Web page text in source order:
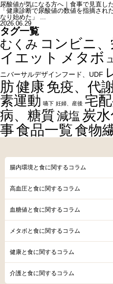
尿酸値が気になる方へ｜食事で見直し
「健康診断で尿酸値の数値を指摘さ
なり始めた」 ...
2026.06.29
タグ一覧
むくみ コンビニ
イエット メタボ
ニバーサルデザインフード、UDF
肪健康免疫、代
素運動 嚥下 妊婦、産後 宅
病、糖質減塩 炭
事食品一覧食物
腸内環境と食に関するコラム
高血圧と食に関するコラム
血糖値と食に関するコラム
メタボと食に関するコラム
健康と食に関するコラム
介護と食に関するコラム